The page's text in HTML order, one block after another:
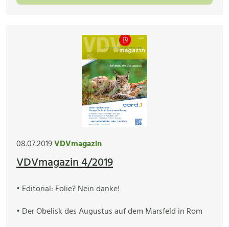
08.07.2019VDVmagazin
VDVmagazin 4/2019
• Editorial: Folie? Nein danke!
• Der Obelisk des Augustus auf dem Marsfeld in Rom